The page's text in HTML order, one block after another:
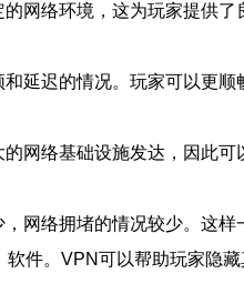
网络环境，这为玩家提供
延迟的情况。玩家可以更顺
网络基础设施发达，因此
网络拥堵的情况较少。这
件。VPN可以帮助玩家隐